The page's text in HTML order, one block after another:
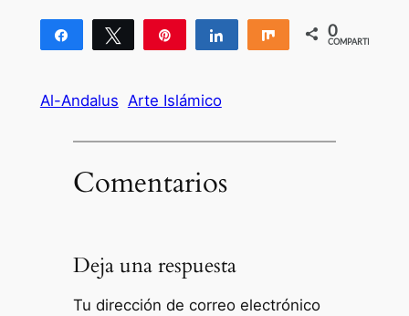
Compartir Twittear Compartir Compartir
0
COMPARTIR
Al-Andalus Arte Islámico
Comentarios
Deja una respuesta
Tu dirección de correo electrónico